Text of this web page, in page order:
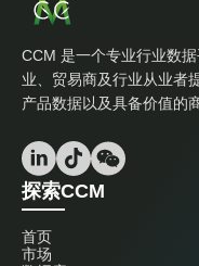
CCM 是一个专业行业数
业、贸易商及行业从业者
产品数据以及具备价值的
探索CCM
首页
市场